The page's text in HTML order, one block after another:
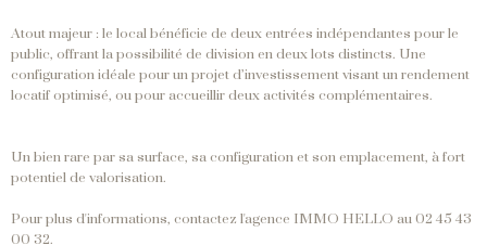
Atout majeur : le local bénéficie de deux entrées indépendantes pour le
public, offrant la possibilité de division en deux lots distincts. Une
configuration idéale pour un projet d’investissement visant un rendement
locatif optimisé, ou pour accueillir deux activités complémentaires.
Un bien rare par sa surface, sa configuration et son emplacement, à fort
potentiel de valorisation.
Pour plus d'informations, contactez l'agence IMMO HELLO au 02 45 43
00 32.